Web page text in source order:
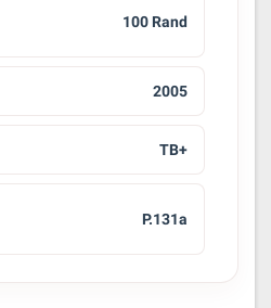
100 Rand
2005
TB+
P.131a